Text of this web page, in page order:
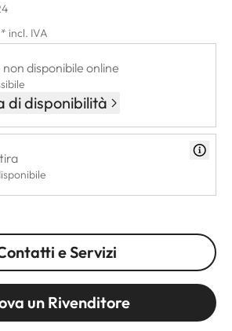
* incl. IVA
disponibile online
di disponibilità
e Servizi
un Rivenditore